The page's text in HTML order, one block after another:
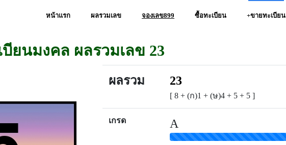
หน้าแรก ผลรวมเลข จองเลข899 ซื้อทะเบียน +ขายทะเบียน
ยนมงคล ผลรวมเลข 23
ผลรวม 23
[ 8 + (ก)1 + (ษ)4 + 5 + 5 ]
เกรด A